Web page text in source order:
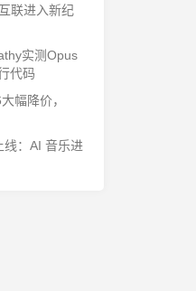
联进入新纪
实测Opus
代码
幅降价，
线：AI 音乐进